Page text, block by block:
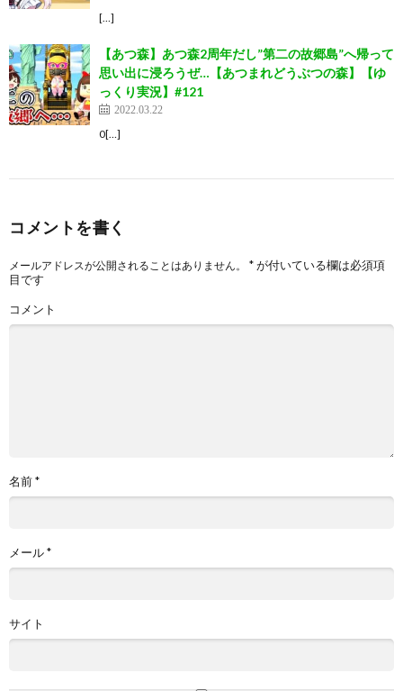
[…]
【あつ森】あつ森2周年だし”第二の故郷島”へ帰って
思い出に浸ろうぜ…【あつまれどうぶつの森】【ゆ
っくり実況】#121
2022.03.22
0[…]
コメントを書く
メールアドレスが公開されることはありません。 *が付いている欄は必須項
目です
コメント
名前*
メール*
サイト